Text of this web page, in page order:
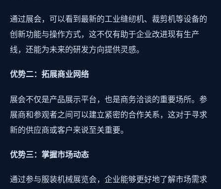
通过展会，可以看到最新的工业缝纫机、裁剪机等设备的
创新功能与操作方式，这不仅有助于企业改进现有生产
线，还能为未来的研发方向提供灵感。
优势二：拓展商业网络
展会不仅是产品展示平台，也是商务洽谈的重要场所。参
展商和参观者之间可以建立紧密的合作关系，这对于寻求
新的供应商或客户来说至关重要。
优势三：掌握市场动态
通过参与服装机械展览会，企业能够更好地了解市场需求